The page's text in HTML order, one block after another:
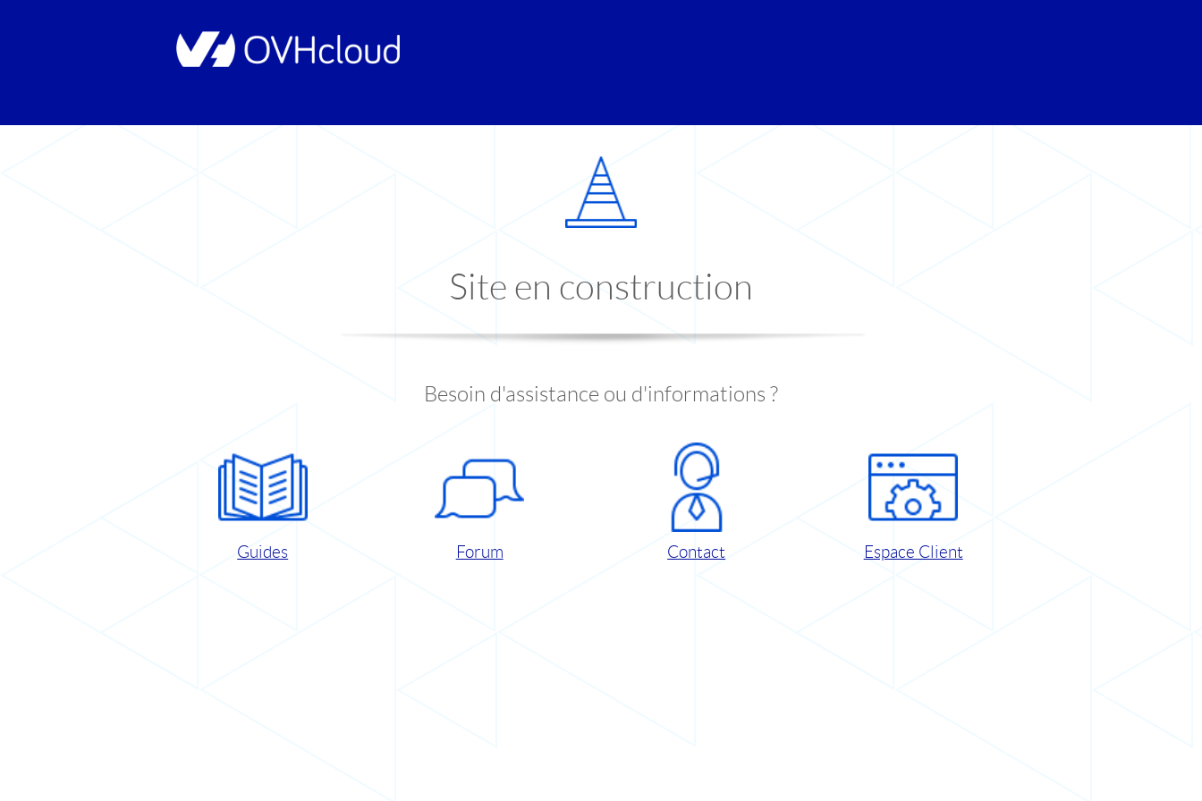
Site en construction
Besoin d'assistance ou d'informations ?
Guides Forum Contact Espace Client